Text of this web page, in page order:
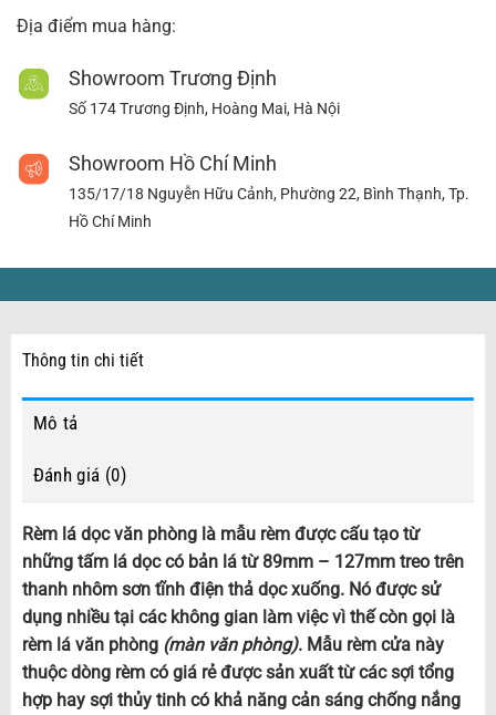
Địa điểm mua hàng:
Showroom Trương Định
Số 174 Trương Định, Hoàng Mai, Hà Nội
Showroom Hồ Chí Minh
135/17/18 Nguyễn Hữu Cảnh, Phường 22, Bình Thạnh, Tp.
Hồ Chí Minh
Thông tin chi tiết
Mô tả
Đánh giá (0)
Rèm lá dọc văn phòng là mẫu rèm được cấu tạo từ
những tấm lá dọc có bản lá từ 89mm – 127mm treo trên
thanh nhôm sơn tĩnh điện thả dọc xuống. Nó được sử
dụng nhiều tại các không gian làm việc vì thế còn gọi là
rèm lá văn phòng (màn văn phòng). Mẫu rèm cửa này
thuộc dòng rèm có giá rẻ được sản xuất từ các sợi tổng
hợp hay sợi thủy tinh có khả năng cản sáng chống nắng